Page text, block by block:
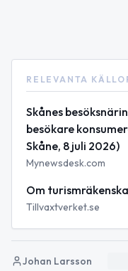
RELEVANTA
Skånes
besökare
Skåne, 8 juli 2026)
Mynewsdesk.com
Om
Tillvaxtverket.se
Johan Larsson